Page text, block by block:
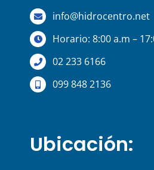
info@hidrocentro.net
Horario: 8:00 a.m –
02 233 6166
099 848 2136
Ubicación: